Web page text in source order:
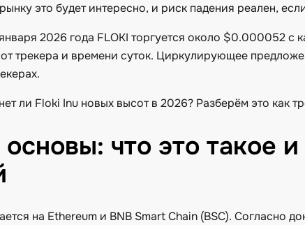
это будет интересно, и риск падения реален,
2026 года FLOKI торгуется около $0.000052 с
трекера и времени суток. Циркулирующее
ли Floki Inu новых высот в 2026? Разберём это как
основы: что это такое
на Ethereum и BNB Smart Chain (BSC). Согласно